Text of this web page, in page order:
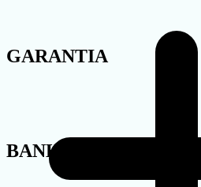
GARANTIA
BANHO